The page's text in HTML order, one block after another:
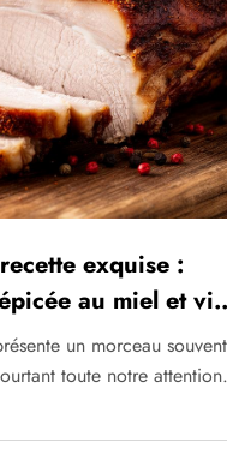
exquise :
au miel et vin
un morceau souvent
toute notre attention.